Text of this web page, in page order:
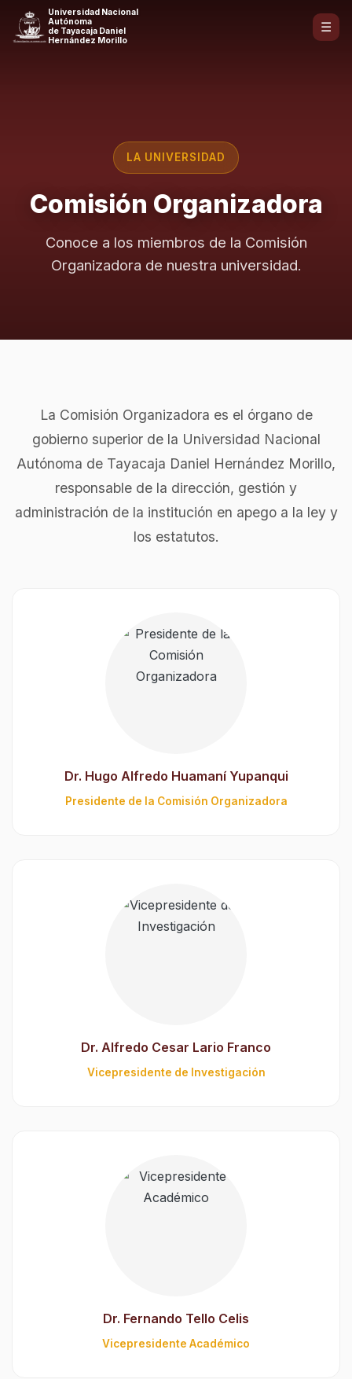
Universidad Nacional
Autónoma
de Tayacaja Daniel
Hernández Morillo
☰
LA UNIVERSIDAD
Comisión Organizadora
Conoce a los miembros de la Comisión
Organizadora de nuestra universidad.
La Comisión Organizadora es el órgano de
gobierno superior de la Universidad Nacional
Autónoma de Tayacaja Daniel Hernández Morillo,
responsable de la dirección, gestión y
administración de la institución en apego a la ley y
los estatutos.
Dr. Hugo Alfredo Huamaní Yupanqui
Presidente de la Comisión Organizadora
Dr. Alfredo Cesar Lario Franco
Vicepresidente de Investigación
Dr. Fernando Tello Celis
Vicepresidente Académico